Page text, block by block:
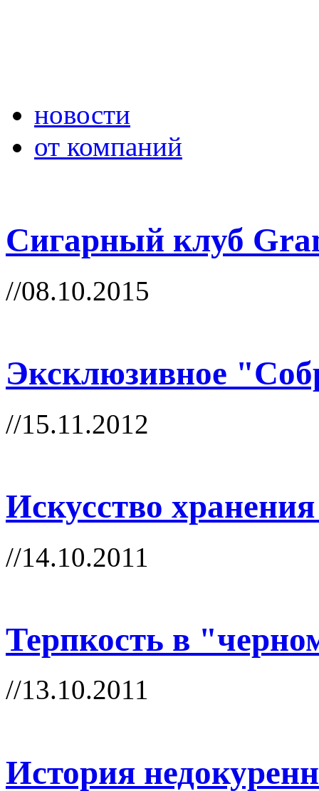
новости
от компаний
Сигарный клуб
//08.10.2015
Эксклюзивное
//15.11.2012
Искусство
//14.10.2011
Терпкость в
//13.10.2011
История